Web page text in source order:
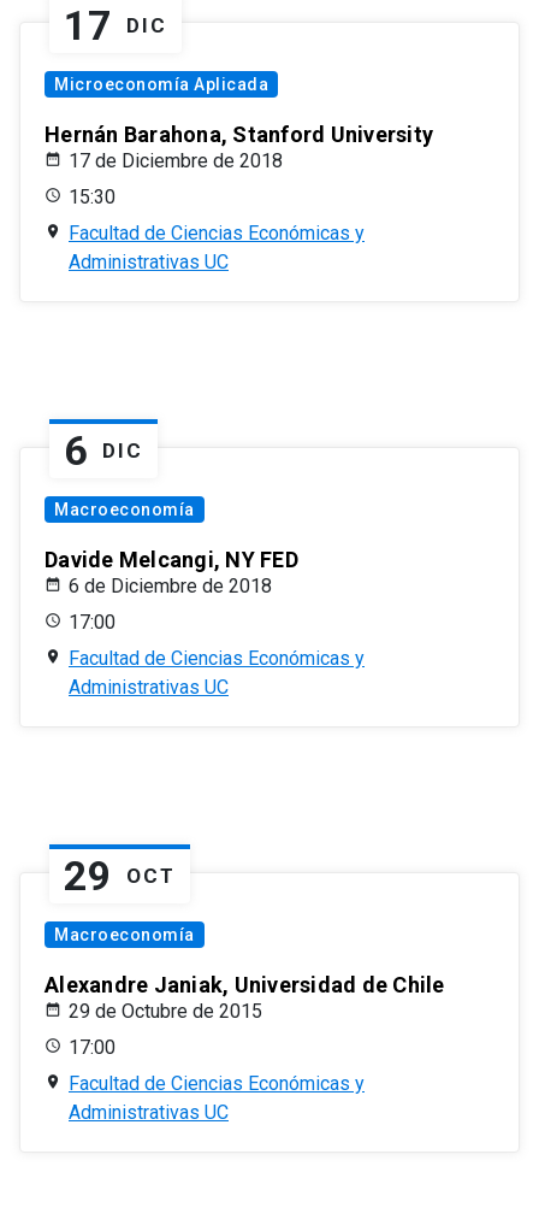
17 DIC
Microeconomía Aplicada
Hernán Barahona, Stanford University
17 de Diciembre de 2018
15:30
Facultad de Ciencias Económicas y
Administrativas UC
6 DIC
Macroeconomía
Davide Melcangi, NY FED
6 de Diciembre de 2018
17:00
Facultad de Ciencias Económicas y
Administrativas UC
29 OCT
Macroeconomía
Alexandre Janiak, Universidad de Chile
29 de Octubre de 2015
17:00
Facultad de Ciencias Económicas y
Administrativas UC